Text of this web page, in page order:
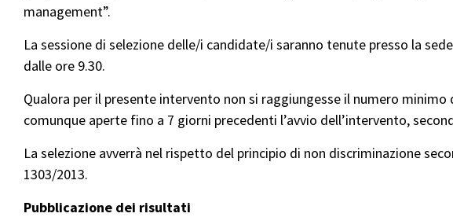
management”.
La sessione di selezione delle/i candidate/i saranno tenute presso la
dalle ore 9.30.
Qualora per il presente intervento non si raggiungesse il numero
comunque aperte fino a 7 giorni precedenti l’avvio dell’intervento,
La selezione avverrà nel rispetto del principio di non discriminazione
1303/2013.
Pubblicazione dei risultati